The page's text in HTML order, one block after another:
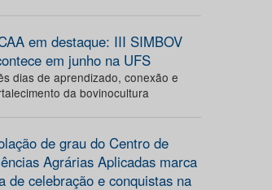
em destaque: III SIMBOV
em junho na UFS
dias de aprendizado, conexão e
da bovinocultura
de grau do Centro de
Agrárias Aplicadas marca
de celebração e conquistas na